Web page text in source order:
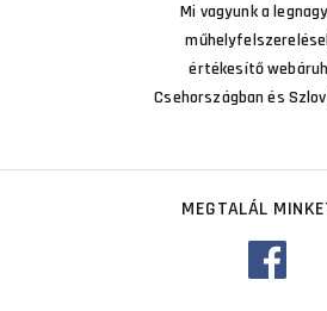
Mi vagyunk a
értékesítő
Csehországban és
MEGTALÁL